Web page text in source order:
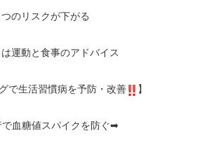
のリスクが下がる
運動と食事のアドバイス
で生活習慣病を予防・改善 】
血糖値スパイクを防ぐ➡︎